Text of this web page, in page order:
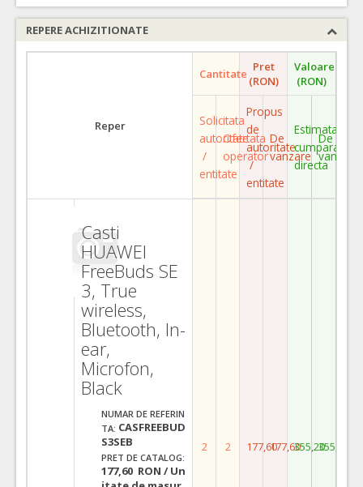
REPERE ACHIZITIONATE
Reper
Cantitate Pret
(RON)
Valoare
(RON)
Solicitata
autoritate
/
entitate
Ofertata
operator
Propus
de
autoritate
/
entitate
De
vanzare
Estimata
cumparare
directa
De
vanzare
Casti
HUAWEI
FreeBuds SE
3, True
wireless,
Bluetooth, In-
ear,
Microfon,
Black
NUMAR DE REFERIN
TA: CASFREEBUD
S3SEB
PRET DE CATALOG:
177,60 RON / Un
2 2 177,60177,60355,20355,20